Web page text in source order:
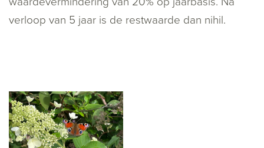
verloop van 5 jaar is de restwaarde dan nihil.